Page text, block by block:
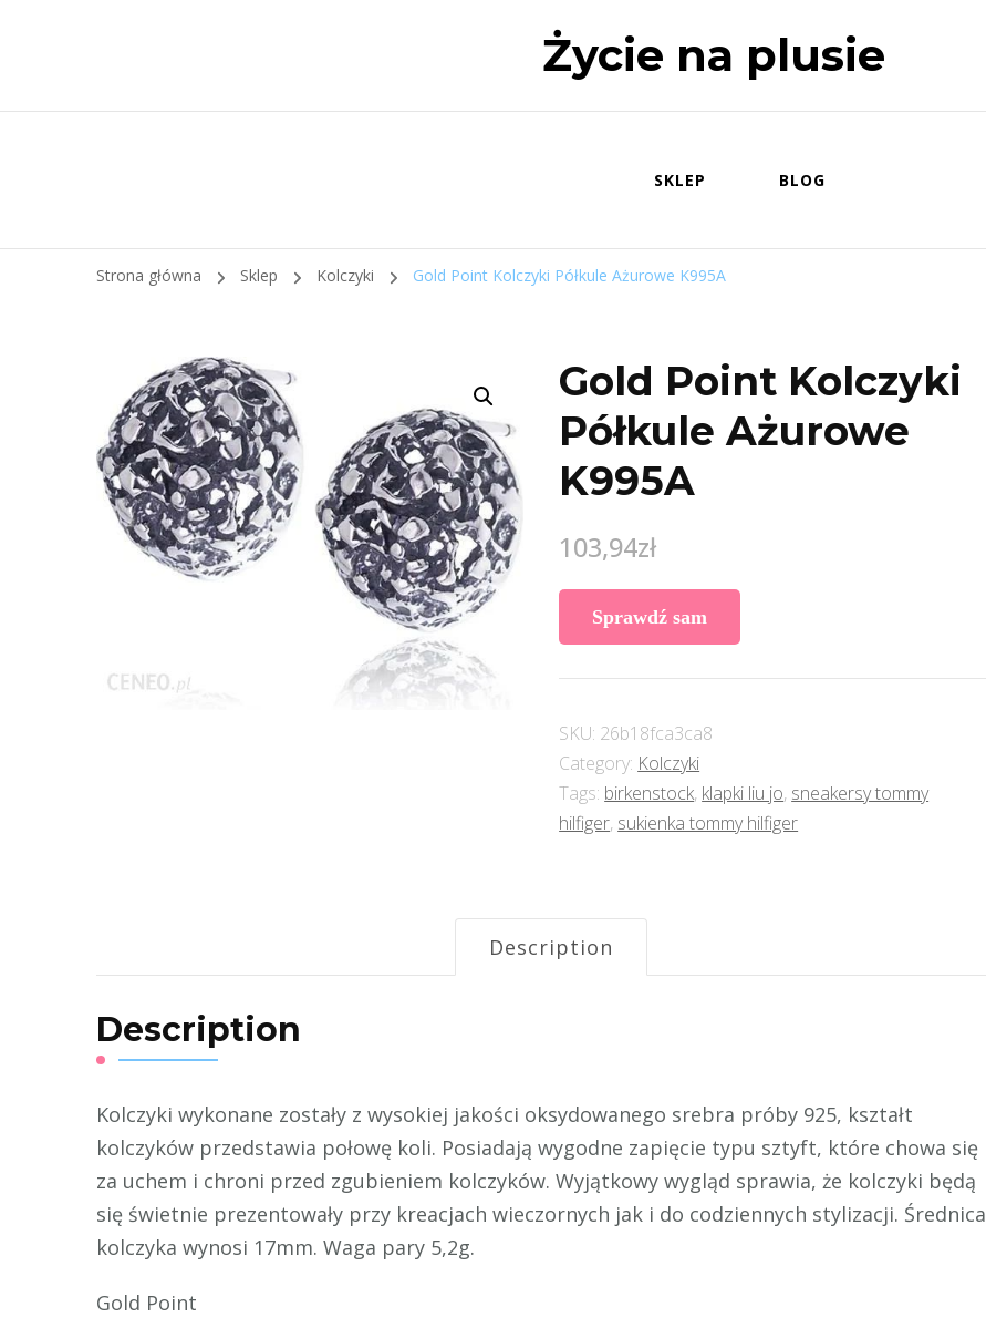
Życie na plusie
SKLEP BLOG
Strona główna Sklep Kolczyki Gold Point Kolczyki Półkule Ażurowe K995A
Gold Point Kolczyki
Półkule Ażurowe
K995A
103,94zł
Sprawdź sam
SKU: 26b18fca3ca8
Category: Kolczyki
Tags: birkenstock, klapki liu jo, sneakersy tommy
hilfiger, sukienka tommy hilfiger
Description
Description
Kolczyki wykonane zostały z wysokiej jakości oksydowanego srebra próby 925, kształt
kolczyków przedstawia połowę koli. Posiadają wygodne zapięcie typu sztyft, które chowa się
za uchem i chroni przed zgubieniem kolczyków. Wyjątkowy wygląd sprawia, że kolczyki będą
się świetnie prezentowały przy kreacjach wieczornych jak i do codziennych stylizacji. Średnica
kolczyka wynosi 17mm. Waga pary 5,2g.
Gold Point